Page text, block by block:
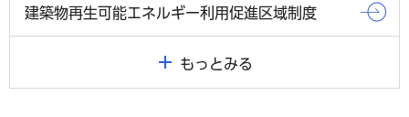
建築物再生可能エネルギー利用促進区域制度
もっとみる